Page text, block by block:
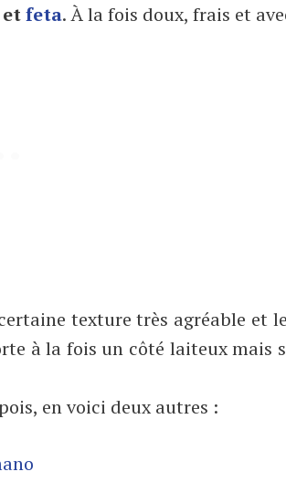
feta. À la fois doux, frais et
texture très agréable et
à la fois un côté laiteux
en voici deux autres :